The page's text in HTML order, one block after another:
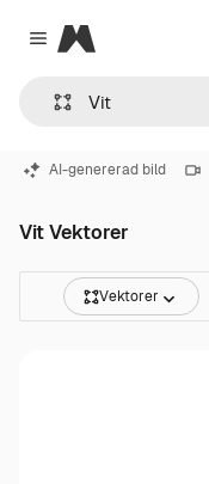
Close menu
Magnific
AI-genererad bild
Vit Vektorer
Vektorer